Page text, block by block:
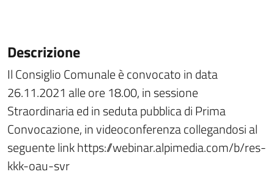
Descrizione
Il Consiglio Comunale è convocato in data
26.11.2021 alle ore 18.00, in sessione
Straordinaria ed in seduta pubblica di Prima
Convocazione, in videoconferenza collegandosi al
seguente link https://webinar.alpimedia.com/b/res-
kkk-oau-svr